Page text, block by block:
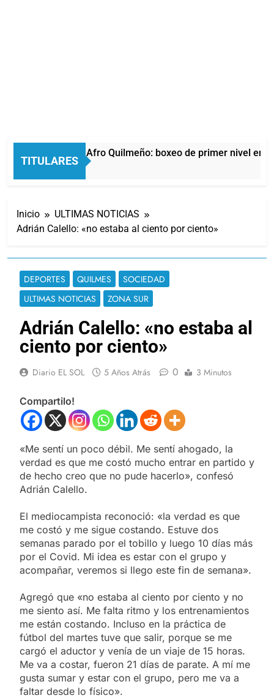
TITULARES
La noche del Afro Quilmeño: boxeo de primer nivel en la
9 Horas Atrás
Inicio
ULTIMAS NOTICIAS
Adrián Calello: «no estaba al ciento por ciento»
DEPORTES QUILMES
SOCIEDAD
ULTIMAS NOTICIAS
ZONA SUR
Adrián Calello: «no estaba al
ciento por ciento»
Diario EL SOL 5 Años Atrás 0 3 Minutos
Compartilo!
«Me sentí un poco débil. Me sentí ahogado, la
verdad es que me costó mucho entrar en partido y
de hecho creo que no pude hacerlo», confesó
Adrián Calello.
El mediocampista reconoció: «la verdad es que
me costó y me sigue costando. Estuve dos
semanas parado por el tobillo y luego 10 días más
por el Covid. Mi idea es estar con el grupo y
acompañar, veremos si llego este fin de semana».
Agregó que «no estaba al ciento por ciento y no
me siento así. Me falta ritmo y los entrenamientos
me están costando. Incluso en la práctica de
fútbol del martes tuve que salir, porque se me
cargó el aductor y venía de un viaje de 15 horas.
Me va a costar, fueron 21 días de parate. A mí me
gusta sumar y estar con el grupo, pero me va a
faltar desde lo físico».